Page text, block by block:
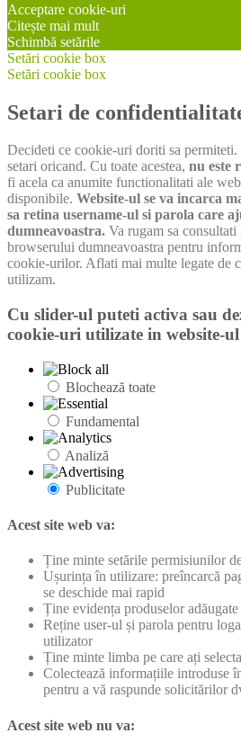
Acceptare cookie-uri
Citește mai mult
Schimbă setările
Setări cookie box
Setări cookie box
Setari de
Decideti ce cookie-uri doriti sa permiteti.
setari oricand. Cu toate acestea, nu este
fi acela ca anumite functionalitati ale
disponibile. Website-ul se va incarca
sa retina username-ul si parola care
dumneavoastra. Va rugam sa
browserului dumneavoastra pentru
cookie-urilor. Aflati mai multe legate de
utilizam.
Cu slider-ul puteti activa sau
cookie-uri utilizate in website-
Blochează toate
Fundamental
Analiză
Publicitate
Acest site web va:
Ține minte setările permisiunilor
Ușurința în utilizare: preîncarcă
se deschide mai rapid
Ține evidența produselor
Reține user-ul și parola pentru
utilizator
Ține minte limba pe care ați
Colectează informațiile introduse
pentru a vă raspunde solicitărilor
Acest site web nu va: